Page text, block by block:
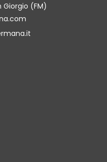
Giorgio (FM)